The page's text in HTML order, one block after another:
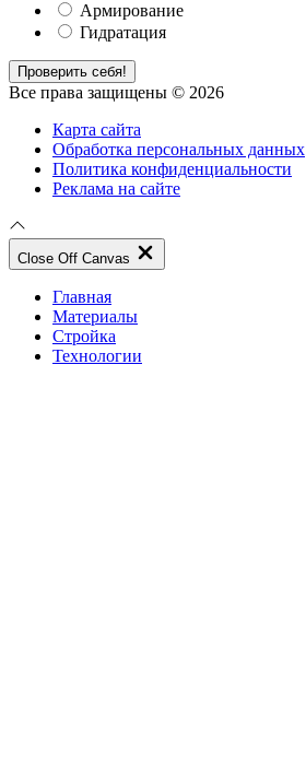
Армирование
Гидратация
Проверить себя!
Все права защищены © 2026
Карта сайта
Обработка персональных данных
Политика конфиденциальности
Реклама на сайте
Close Off Canvas
Главная
Материалы
Стройка
Технологии